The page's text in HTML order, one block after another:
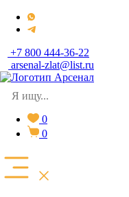
+7 800 444-36-22
arsenal-zlat@list.ru
0
0